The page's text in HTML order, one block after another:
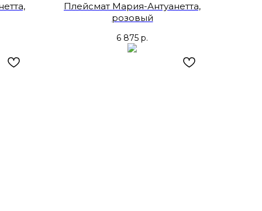
Плейсмат Мария-Антуанетта,
розовый
6 875 р.